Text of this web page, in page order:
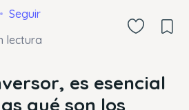
Seguir
lectura
es esencial
qué son los